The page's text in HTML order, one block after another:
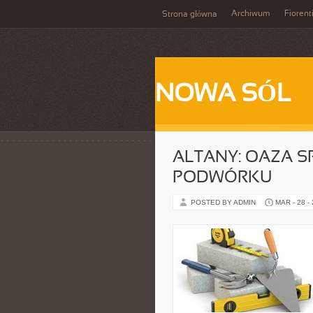
Strona główna Archiwum
NOWA SÓL
ALTANY: OAZA
PODWÓRKU
POSTED BY ADMIN MAR - 28 -